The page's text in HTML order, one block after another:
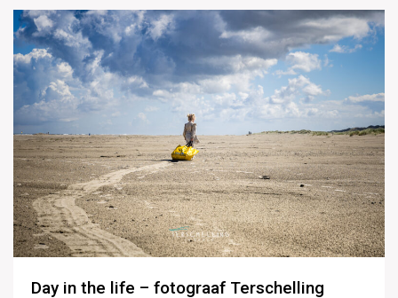
Day in the life – fotograaf Terschelling